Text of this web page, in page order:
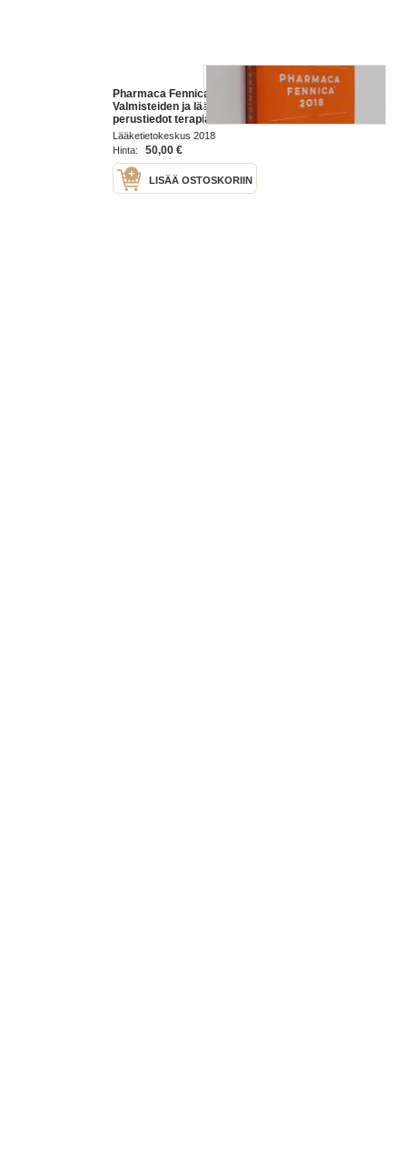
Pharmaca Fennica 2018 :
Valmisteiden ja lääkeaineiden
perustiedot terapiaryhmittäin
Lääketietokeskus 2018
Hinta:
50,00 €
LISÄÄ OSTOSKORIIN